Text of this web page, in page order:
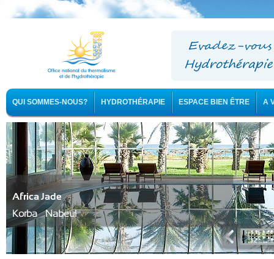
QUI SOMMES-NOUS? HYDROTHÉRAPIE ESPACE BIEN ÊTRE A
Africa Jade
Korba - Nabeul